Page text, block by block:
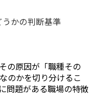
かの判断基準
の原因が「職種その
のかを切り分けるこ
問題がある職場の特徴